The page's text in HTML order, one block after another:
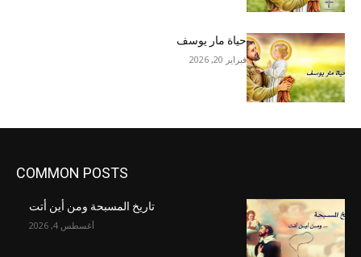
حياة مار يوسف
فبراير 20, 2026
COMMON POSTS
تاريخ المسبحة ومن أين أتت
أغسطس 4, 2026